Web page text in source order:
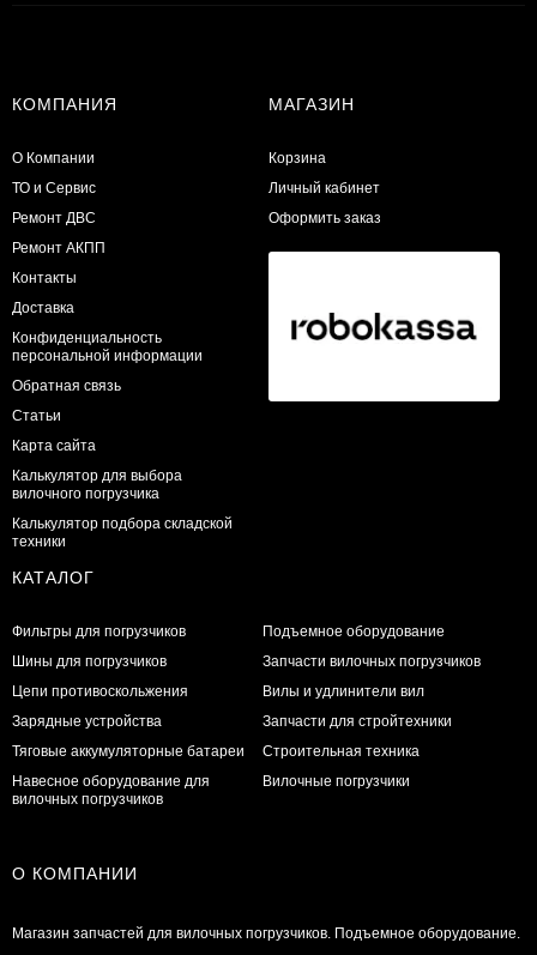
КОМПАНИЯ
О Компании
ТО и Сервис
​Ремонт ДВС
Ремонт АКПП
Контакты
Доставка
Конфиденциальность
персональной информации
Обратная связь
Статьи
Карта сайта
Калькулятор для выбора
вилочного погрузчика
Калькулятор подбора складской
техники
МАГАЗИН
Корзина
Личный кабинет
Оформить заказ
КАТАЛОГ
Фильтры для погрузчиков
Шины для погрузчиков
Цепи противоскольжения
Зарядные устройства
Тяговые аккумуляторные батареи
Навесное оборудование для
вилочных погрузчиков
Подъемное оборудование
Запчасти вилочных погрузчиков
Вилы и удлинители вил
Запчасти для стройтехники
Строительная техника
Вилочные погрузчики
О КОМПАНИИ
Магазин запчастей для вилочных погрузчиков. Подъемное оборудование.